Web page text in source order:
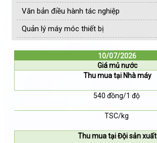
Văn bản điều hành tác nghiệp
Quản lý máy móc thiết bị
10/07/2026
Giá mủ nước
Thu mua tại Nhà máy
540 đồng/1 độ
TSC/kg
Thu mua tại Đội sản xuất